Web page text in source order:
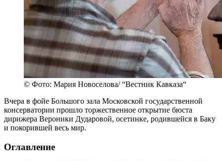
© Фото: Мария Новоселова/ “Вестник Кавказа“
Вчера в фойе Большого зала Московской государственной
консерватории прошло торжественное открытие бюста
дирижера Вероники Дударовой, осетинке, родившейся в Баку
и покорившей весь мир.
Оглавление